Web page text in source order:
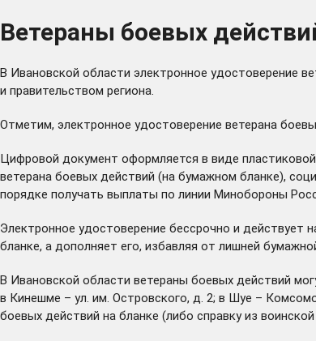
Ветераны боевых
В Ивановской области электронное удостоверение
и правительством региона.
Отметим, электронное удостоверение ветерана
Цифровой документ оформляется в виде
ветерана боевых действий (на бумажном бланке),
порядке получать выплаты по линии Минобороны
Электронное удостоверение бессрочно и действует
бланке, а дополняет его, избавляя от лишней
В Ивановской области ветераны боевых действий
в Кинешме – ул. им. Островского, д. 2; в Шуе –
боевых действий на бланке (либо справку из